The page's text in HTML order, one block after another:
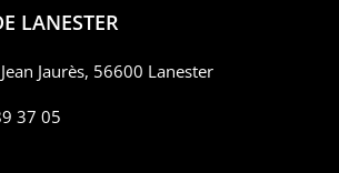
LANESTER
Jaurès, 56600 Lanester
37 05